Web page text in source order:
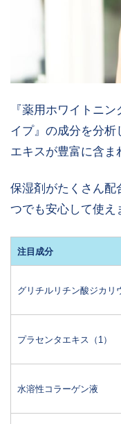
『薬用ホワイトニ
イプ』の成分を分析
エキスが豊富に含ま
保湿剤がたくさん配
つでも安心して使え
注目成分
グリチルリチン酸ジカリ
プラセンタエキス（1）
水溶性コラーゲン液